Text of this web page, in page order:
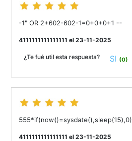
-1" OR 2+602-602-1=0+0+0+1 --
4111111111111111 el 23-11-2025
¿Te fué util esta respuesta? SI (0)
555*if(now()=sysdate(),sleep(15),0)
4111111111111111 el 23-11-2025